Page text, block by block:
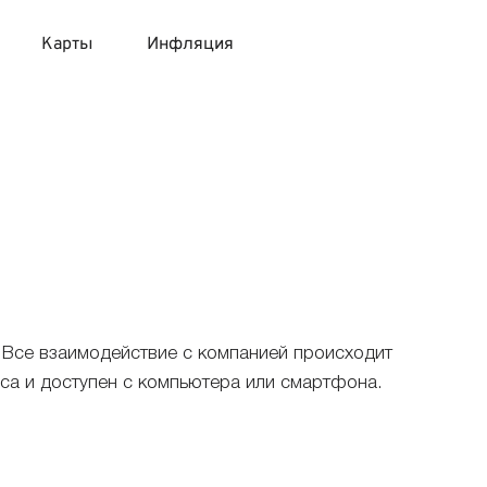
Карты
без посещения банка
Инфляция
взаимодействие с компанией происходит
и доступен с компьютера или смартфона.